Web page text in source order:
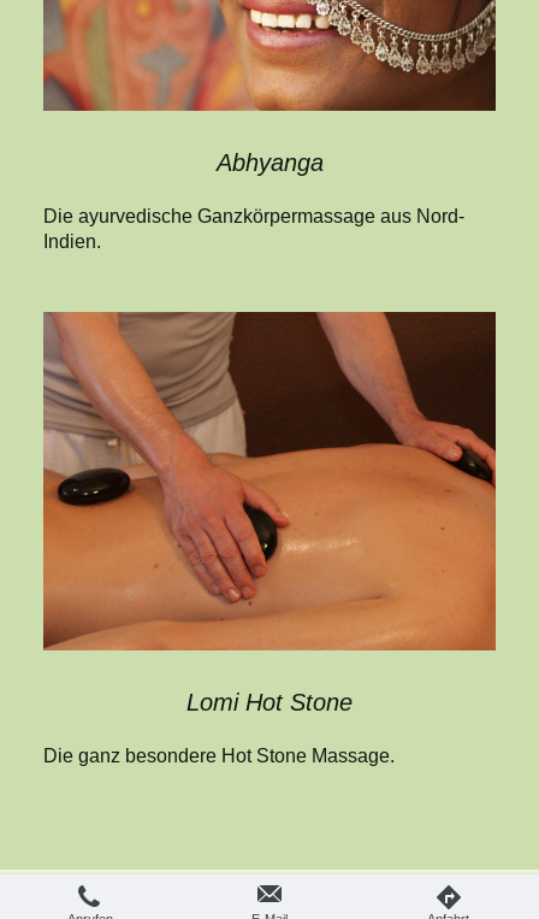
Abhyanga
Die ayurvedische Ganzkörpermassage aus Nord-
Indien.
Lomi Hot Stone
Die ganz besondere Hot Stone Massage.
Druckversion
© Thomas Menten
Webansicht